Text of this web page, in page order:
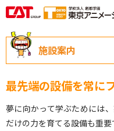
施設案内
最先端の設備を常に
夢に向かって学ぶためには
だけの力を育てる設備も重要